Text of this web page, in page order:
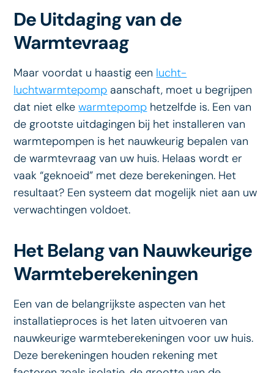
De Uitdaging van de
Warmtevraag
Maar voordat u haastig een lucht-
luchtwarmtepomp aanschaft, moet u begrijpen
dat niet elkewarmtepomp hetzelfde is. Een van
de grootste uitdagingen bij het installeren van
warmtepompen is het nauwkeurig bepalen van
de warmtevraag van uw huis. Helaas wordt er
vaak “geknoeid” met deze berekeningen. Het
resultaat? Een systeem dat mogelijk niet aan uw
verwachtingen voldoet.
Het Belang van Nauwkeurige
Warmteberekeningen
Een van de belangrijkste aspecten van het
installatieproces is het laten uitvoeren van
nauwkeurige warmteberekeningen voor uw huis.
Deze berekeningen houden rekening met